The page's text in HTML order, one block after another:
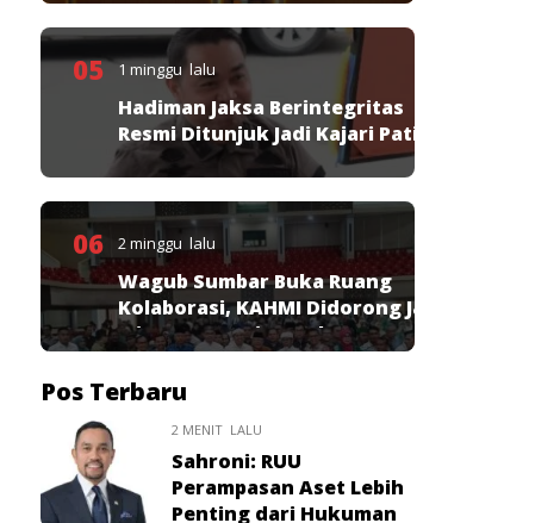
05 1 minggu lalu
Hadiman Jaksa Berintegritas
Resmi Ditunjuk Jadi Kajari Pati
06 2 minggu lalu
Wagub Sumbar Buka Ruang
Kolaborasi, KAHMI Didorong Jadi
Mitra Strategis Pembangunan
Pos Terbaru
2 MENIT LALU
Sahroni: RUU
Perampasan Aset Lebih
Penting dari Hukuman